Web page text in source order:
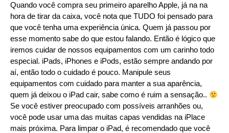
Quando você compra seu primeiro aparelho Apple, já na na
hora de tirar da caixa, você nota que TUDO foi pensado para
que você tenha uma experiência única. Quem já passou por
esse momento sabe do que estou falando. Então é lógico que
iremos cuidar de nossos equipamentos com um carinho todo
especial. iPads, iPhones e iPods, estão sempre andando por
aí, então todo o cuidado é pouco. Manipule seus
equipamentos com cuidado para manter a sua aparência,
quem já deixou o iPad cair, sabe como é ruim a sensação..
Se você estiver preocupado com possíveis arranhões ou,
você pode usar uma das muitas capas vendidas na iPlace
mais próxima. Para limpar o iPad, é recomendado que você